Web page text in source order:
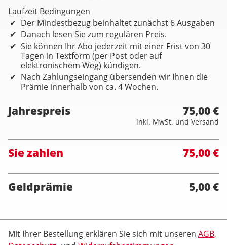
Laufzeit Bedingungen
Der Mindestbezug beinhaltet zunächst 6 Ausgaben
Danach lesen Sie zum regulären Preis.
Sie können Ihr Abo jederzeit mit einer Frist von 30
Tagen in Textform (per Post oder auf
elektronischem Weg) kündigen.
Nach Zahlungseingang übersenden wir Ihnen die
Prämie innerhalb von ca. 4 Wochen.
Jahrespreis 75,00 €
inkl. MwSt. und Versand
Sie zahlen 75,00 €
Geldprämie 5,00 €
Mit Ihrer Bestellung erklären Sie sich mit unseren AGB,